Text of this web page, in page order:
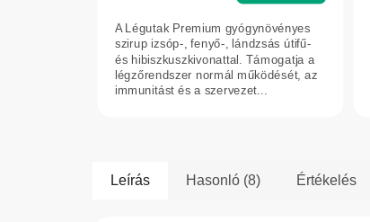
A Légutak Premium gyógynövényes
szirup izsóp-, fenyő-, lándzsás útifű-
és hibiszkuszkivonattal. Támogatja a
légzőrendszer normál működését, az
immunitást és a szervezet...
Leírás Hasonló (8) Értékelés